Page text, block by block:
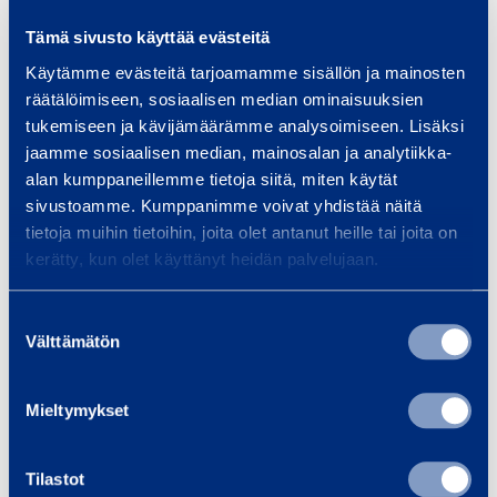
Tämä sivusto käyttää evästeitä
Käytämme evästeitä tarjoamamme sisällön ja mainosten
räätälöimiseen, sosiaalisen median ominaisuuksien
tukemiseen ja kävijämäärämme analysoimiseen. Lisäksi
jaamme sosiaalisen median, mainosalan ja analytiikka-
alan kumppaneillemme tietoja siitä, miten käytät
sivustoamme. Kumppanimme voivat yhdistää näitä
tietoja muihin tietoihin, joita olet antanut heille tai joita on
kerätty, kun olet käyttänyt heidän palvelujaan.
valinta
Välttämätön
Mieltymykset
Tilastot
Asiakirjat
Samankaltaisia tuotteita